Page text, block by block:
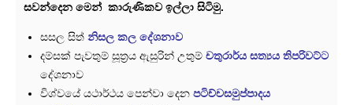
End of content
About
සවන්දෙන මෙන් කාරුණිකව ඉල්ලා සිටිමු.
සසල සිත් නිසල කල දේශනාව
දම්සක් පැවතුම් සූත්‍රය ඇසුරින් උතුම් චතුරාර්ය සත්‍යය තිපරිවට්ට
දේශනාව
විශ්වයේ යථාර්ථය පෙන්වා දෙන පටිච්චසමුප්පාදය